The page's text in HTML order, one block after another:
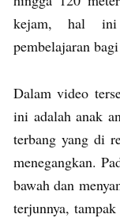
kejam, hal ini
pembelajaran
Dalam video
ini adalah anak
terbang yang di
menegangkan.
bawah dan
terjunnya,